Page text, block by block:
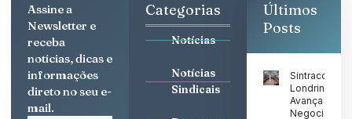
Assine a
Newsletter e
receba
notícias, dicas e
informações
direto no seu e-
mail.
Categorias
Notícias
Notícias
Sindicais
Últimos
Posts
Sintracom
Londrina
Avança nas
Negociações